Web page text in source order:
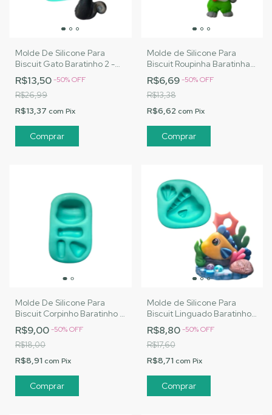
Molde De Silicone Para
Biscuit Gato Baratinho 2 -
MJ Artesanatos |Cód.
A067
R$13,50-50%OFF
R$26,99
R$13,37 com Pix
Molde de Silicone Para
Biscuit Roupinha Baratinha -
MJ Artesanatos |Cód.
A084
R$6,69-50%OFF
R$13,38
R$6,62 com Pix
Molde De Silicone Para
Biscuit Corpinho Baratinho -
MJ Artesanatos |Cód.
A088
R$9,00-50%OFF
R$18,00
R$8,91 com Pix
Molde de Silicone Para
Biscuit Linguado Baratinho -
MJ Artesanatos |Cód.
A076
R$8,80-50%OFF
R$17,60
R$8,71 com Pix